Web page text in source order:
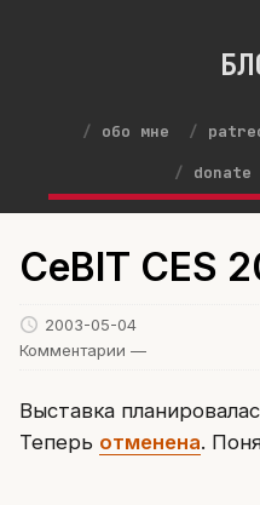
обо мне
CeBIT CES
2003-05-04
Комментарии —
Выставка
Теперь отменена.